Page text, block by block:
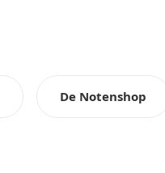
De Notenshop